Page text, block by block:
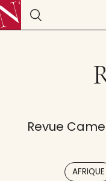
Revue
AFRIQUE